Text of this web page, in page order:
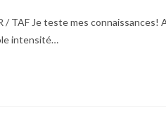
TAF Je teste mes connaissances!
intensité…